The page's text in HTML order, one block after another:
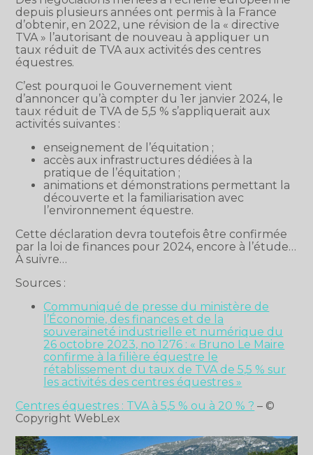
depuis plusieurs années ont permis à la France
d’obtenir, en 2022, une révision de la « directive
TVA » l’autorisant de nouveau à appliquer un
taux réduit de TVA aux activités des centres
équestres.
C’est pourquoi le Gouvernement vient
d’annoncer qu’à compter du 1er janvier 2024, le
taux réduit de TVA de 5,5 % s’appliquerait aux
activités suivantes :
enseignement de l’équitation ;
accès aux infrastructures dédiées à la
pratique de l’équitation ;
animations et démonstrations permettant la
découverte et la familiarisation avec
l’environnement équestre.
Cette déclaration devra toutefois être confirmée
par la loi de finances pour 2024, encore à l’étude…
À suivre…
Sources :
Communiqué de presse du ministère de
l’Économie, des finances et de la
souveraineté industrielle et numérique du
26 octobre 2023, no 1276 : « Bruno Le Maire
confirme à la filière équestre le
rétablissement du taux de TVA de 5,5 % sur
les activités des centres équestres »
Centres équestres : TVA à 5,5 % ou à 20 % ? – ©
Copyright WebLex